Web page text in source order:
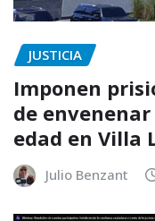
JUSTICIA
Imponen
de
edad en Villa
Julio Benzant